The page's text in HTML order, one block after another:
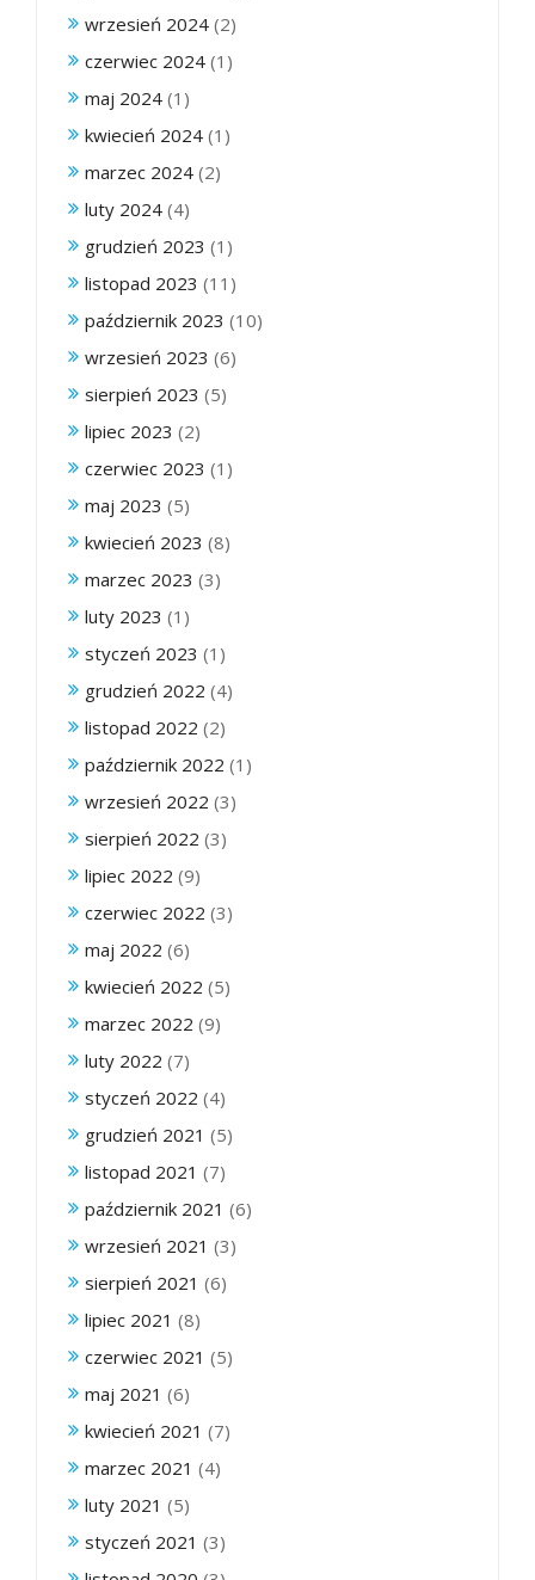
wrzesień 2024 (2)
czerwiec 2024 (1)
maj 2024 (1)
kwiecień 2024 (1)
marzec 2024 (2)
luty 2024 (4)
grudzień 2023 (1)
listopad 2023 (11)
październik 2023 (10)
wrzesień 2023 (6)
sierpień 2023 (5)
lipiec 2023 (2)
czerwiec 2023 (1)
maj 2023 (5)
kwiecień 2023 (8)
marzec 2023 (3)
luty 2023 (1)
styczeń 2023 (1)
grudzień 2022 (4)
listopad 2022 (2)
październik 2022 (1)
wrzesień 2022 (3)
sierpień 2022 (3)
lipiec 2022 (9)
czerwiec 2022 (3)
maj 2022 (6)
kwiecień 2022 (5)
marzec 2022 (9)
luty 2022 (7)
styczeń 2022 (4)
grudzień 2021 (5)
listopad 2021 (7)
październik 2021 (6)
wrzesień 2021 (3)
sierpień 2021 (6)
lipiec 2021 (8)
czerwiec 2021 (5)
maj 2021 (6)
kwiecień 2021 (7)
marzec 2021 (4)
luty 2021 (5)
styczeń 2021 (3)